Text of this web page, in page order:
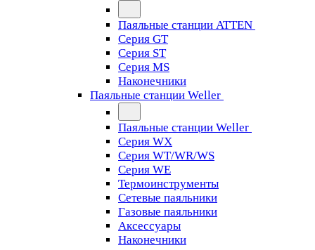
Паяльные станции ATTEN
Серия GT
Серия ST
Серия MS
Наконечники
Паяльные станции Weller
Паяльные станции Weller
Серия WX
Серия WT/WR/WS
Серия WE
Термоинструменты
Сетевые паяльники
Газовые паяльники
Аксессуары
Наконечники